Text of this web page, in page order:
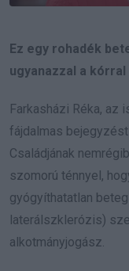
Ez egy rohadék
ugyanazzal a
Farkasházi Réka, az
fájdalmas
Családjának
szomorú ténnyel,
gyógyíthatatlan
laterálszklerózis)
alkotmányjogász.